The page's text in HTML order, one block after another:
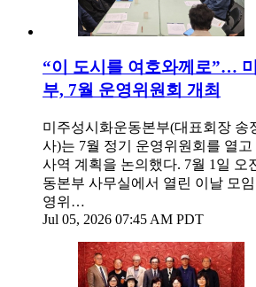
“이 도시를 여호와께로”…
부, 7월 운영위원회 개최
미주성시화운동본부(대표회장 송
사)는 7월 정기 운영위원회를 열
사역 계획을 논의했다. 7월 1일 오
동본부 사무실에서 열린 이날 모
영위…
Jul 05, 2026 07:45 AM PDT